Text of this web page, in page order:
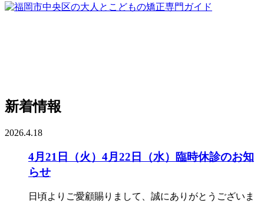
新着情報
2026.4.18
4月21日（火）4月22日（水）臨時休診のお知
らせ
日頃よりご愛顧賜りまして、誠にありがとうございま